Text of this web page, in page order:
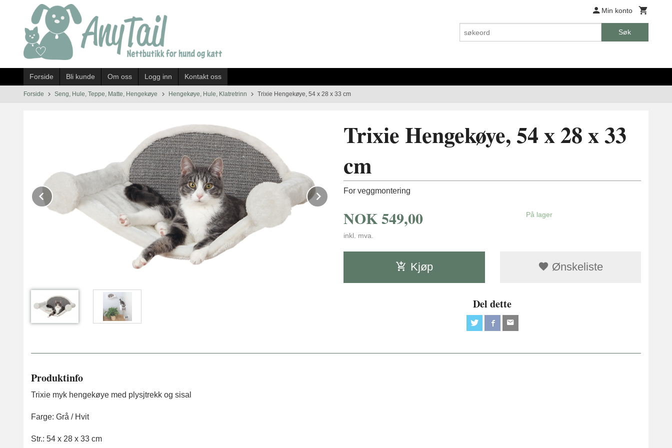
innholdet
Min konto
Søk
Forside Bli kunde Om oss Logg inn Kontakt oss
Forside Seng, Hule, Teppe, Matte, Hengekøye Hengekøye, Hule, Klatretrinn Trixie Hengekøye, 54 x 28 x 33 cm
Prev Next
Trixie Hengekøye, 54 x 28 x 33
cm
For veggmontering
NOK549,00
inkl. mva.
På lager
Kjøp Ønskeliste
Del dette
Produktinfo
Trixie myk hengekøye med plysjtrekk og sisal
Farge: Grå / Hvit
Str.: 54 x 28 x 33 cm